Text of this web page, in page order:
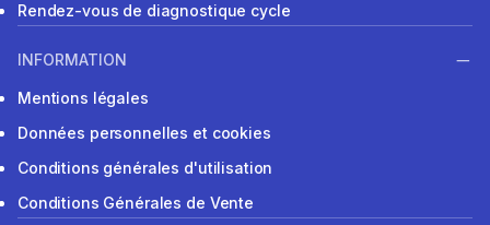
Rendez-vous de diagnostique cycle
INFORMATION
Mentions légales
Données personnelles et cookies
Conditions générales d'utilisation
Conditions Générales de Vente